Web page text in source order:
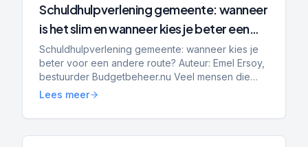
Schuldhulpverlening gemeente: wanneer
is het slim en wanneer kies je beter een
andere route?
Schuldhulpverlening gemeente: wanneer kies je
beter voor een andere route? Auteur: Emel Ersoy,
bestuurder Budgetbeheer.nu Veel mensen die
online zoeken op schuldhulpverlening gemeente
Lees meer